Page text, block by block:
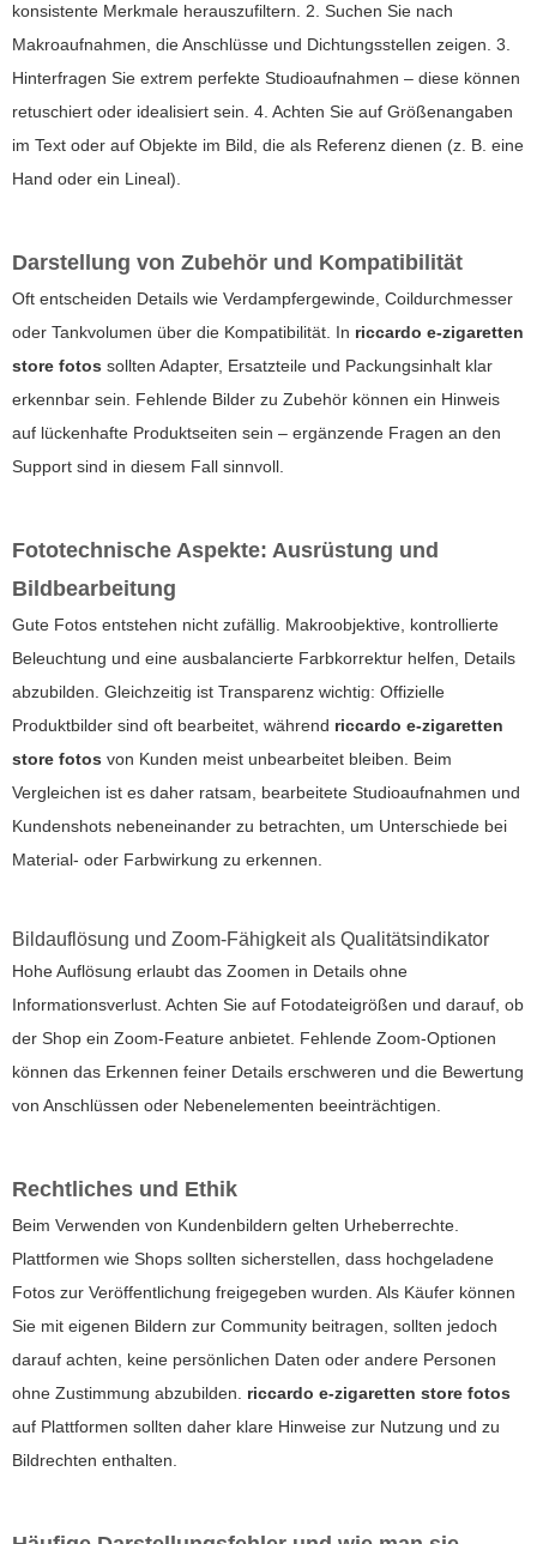
konsistente Merkmale herauszufiltern. 2. Suchen Sie nach
Makroaufnahmen, die Anschlüsse und Dichtungsstellen zeigen. 3.
Hinterfragen Sie extrem perfekte Studioaufnahmen – diese können
retuschiert oder idealisiert sein. 4. Achten Sie auf Größenangaben
im Text oder auf Objekte im Bild, die als Referenz dienen (z. B. eine
Hand oder ein Lineal).
Darstellung von Zubehör und Kompatibilität
Oft entscheiden Details wie Verdampfergewinde, Coildurchmesser
oder Tankvolumen über die Kompatibilität. In riccardo e-zigaretten
store fotos sollten Adapter, Ersatzteile und Packungsinhalt klar
erkennbar sein. Fehlende Bilder zu Zubehör können ein Hinweis
auf lückenhafte Produktseiten sein – ergänzende Fragen an den
Support sind in diesem Fall sinnvoll.
Fototechnische Aspekte: Ausrüstung und
Bildbearbeitung
Gute Fotos entstehen nicht zufällig. Makroobjektive, kontrollierte
Beleuchtung und eine ausbalancierte Farbkorrektur helfen, Details
abzubilden. Gleichzeitig ist Transparenz wichtig: Offizielle
Produktbilder sind oft bearbeitet, während riccardo e-zigaretten
store fotos von Kunden meist unbearbeitet bleiben. Beim
Vergleichen ist es daher ratsam, bearbeitete Studioaufnahmen und
Kundenshots nebeneinander zu betrachten, um Unterschiede bei
Material- oder Farbwirkung zu erkennen.
Bildauflösung und Zoom-Fähigkeit als Qualitätsindikator
Hohe Auflösung erlaubt das Zoomen in Details ohne
Informationsverlust. Achten Sie auf Fotodateigrößen und darauf, ob
der Shop ein Zoom-Feature anbietet. Fehlende Zoom-Optionen
können das Erkennen feiner Details erschweren und die Bewertung
von Anschlüssen oder Nebenelementen beeinträchtigen.
Rechtliches und Ethik
Beim Verwenden von Kundenbildern gelten Urheberrechte.
Plattformen wie Shops sollten sicherstellen, dass hochgeladene
Fotos zur Veröffentlichung freigegeben wurden. Als Käufer können
Sie mit eigenen Bildern zur Community beitragen, sollten jedoch
darauf achten, keine persönlichen Daten oder andere Personen
ohne Zustimmung abzubilden. riccardo e-zigaretten store fotos
auf Plattformen sollten daher klare Hinweise zur Nutzung und zu
Bildrechten enthalten.